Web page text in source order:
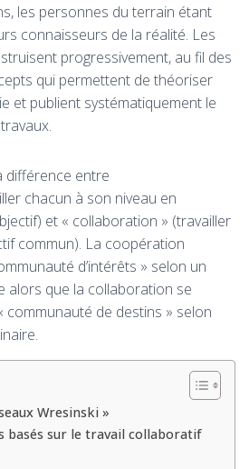
les personnes du terrain étant
connaisseurs de la réalité. Les
progressivement, au fil des
qui permettent de théoriser
et publient systématiquement le
différence entre
chacun à son niveau en
et « collaboration » (travailler
commun). La coopération
d’intérêts » selon un
alors que la collaboration se
communauté de destins » selon
Wresinski »
basés sur le travail collaboratif